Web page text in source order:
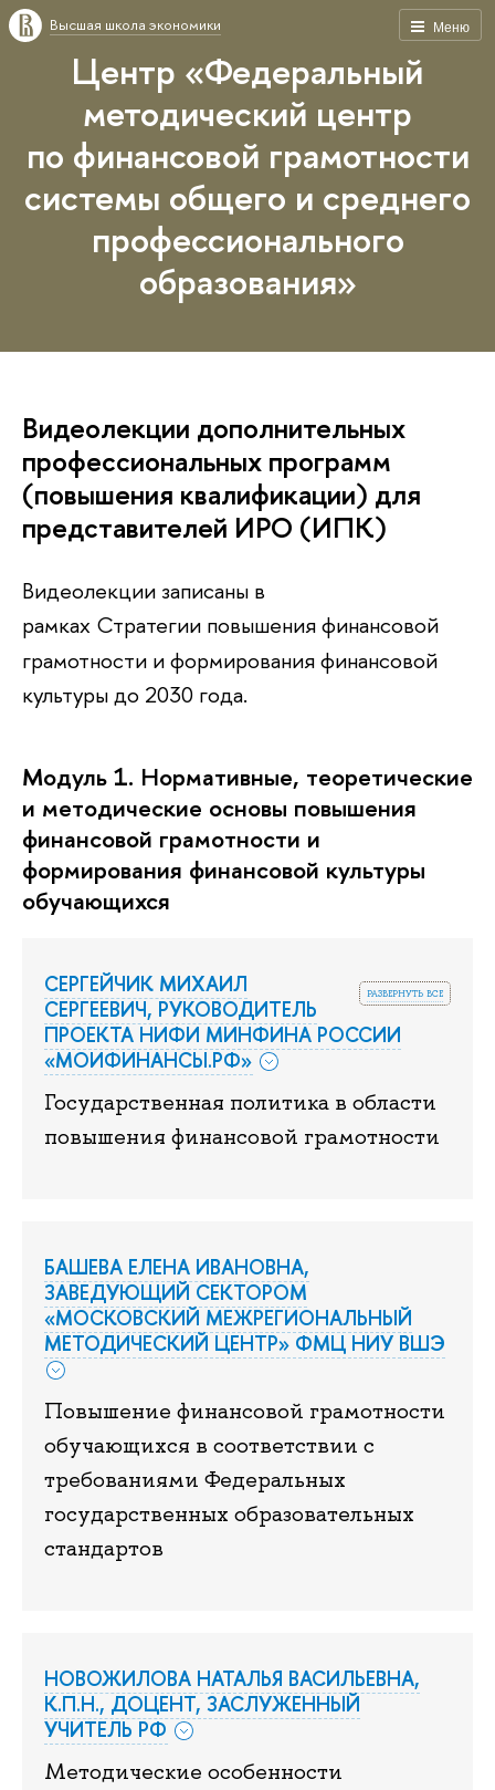
Меню
Высшая школа экономики
Центр «Федеральный
методический центр
по финансовой грамотности
системы общего и среднего
профессионального
образования»
Видеолекции дополнительных
профессиональных программ
(повышения квалификации) для
представителей ИРО (ИПК)
Видеолекции записаны в
рамках Стратегии повышения финансовой
грамотности и формирования финансовой
культуры до 2030 года.
Модуль 1. Нормативные, теоретические
и методические основы повышения
финансовой грамотности и
формирования финансовой культуры
обучающихся
развернуть все
СЕРГЕЙЧИК МИХАИЛ
СЕРГЕЕВИЧ, РУКОВОДИТЕЛЬ
ПРОЕКТА НИФИ МИНФИНА РОССИИ
«МОИФИНАНСЫ.РФ»
Государственная политика в области
повышения финансовой грамотности
БАШЕВА ЕЛЕНА ИВАНОВНА,
ЗАВЕДУЮЩИЙ СЕКТОРОМ
«МОСКОВСКИЙ МЕЖРЕГИОНАЛЬНЫЙ
МЕТОДИЧЕСКИЙ ЦЕНТР» ФМЦ НИУ ВШЭ
Повышение финансовой грамотности
обучающихся в соответствии с
требованиями Федеральных
государственных образовательных
стандартов
НОВОЖИЛОВА НАТАЛЬЯ ВАСИЛЬЕВНА,
К.П.Н., ДОЦЕНТ, ЗАСЛУЖЕННЫЙ
УЧИТЕЛЬ РФ
Методические особенности